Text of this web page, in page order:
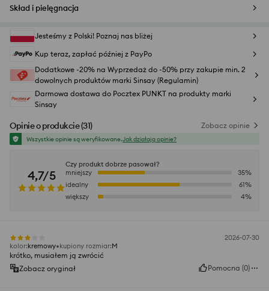
Skład i pielęgnacja
Jesteśmy z Polski! Poznaj nas bliżej
Kup teraz, zapłać później z PayPo
Dodatkowe -20% na Wyprzedaż do -50% przy zakupie min. 2
dowolnych produktów marki Sinsay (Regulamin)
Darmowa dostawa do Pocztex PUNKT na produkty marki
Sinsay
Opinie o produkcie(31) Zobacz opinie
Wszystkie opinie są weryfikowane.Jak działają opinie?
4,7/5
Czy produkt dobrze pasował?
mniejszy
35%
idealny
61%
większy
4%
2026-07-30
kolor:kremowy kupiony rozmiar:M
krótko, musiałem ją zwrócić
Zobacz oryginał
Pomocna (0)